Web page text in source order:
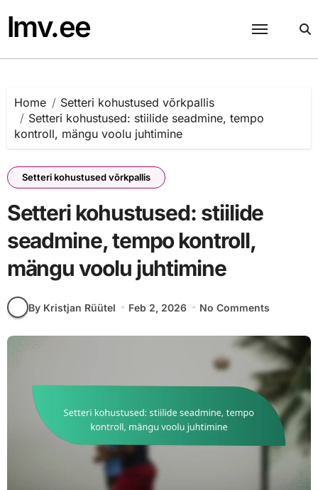
content
lmv.ee
Home
Setteri kohustused võrkpallis
Setteri kohustused: stiilide seadmine, tempo
kontroll, mängu voolu juhtimine
Setteri kohustused võrkpallis
Setteri kohustused: stiilide
seadmine, tempo kontroll,
mängu voolu juhtimine
By Kristjan Rüütel Feb 2, 2026 No Comments